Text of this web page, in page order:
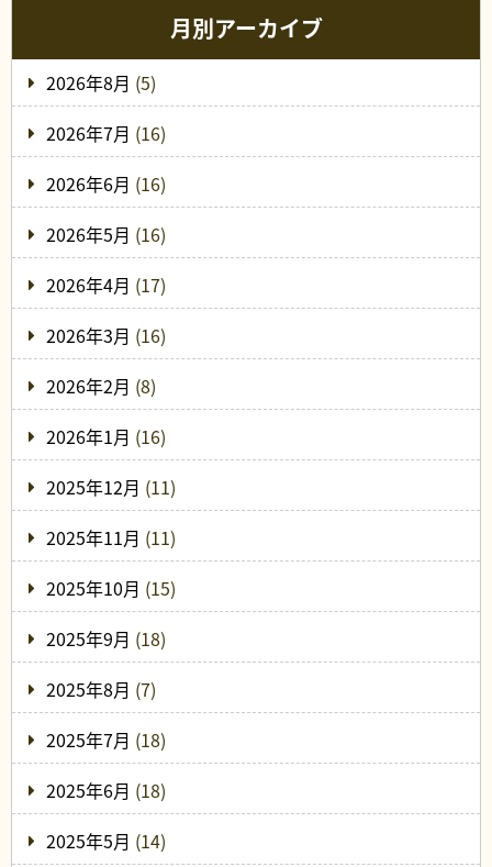
月別アーカイブ
2026年8月 (5)
2026年7月 (16)
2026年6月 (16)
2026年5月 (16)
2026年4月 (17)
2026年3月 (16)
2026年2月 (8)
2026年1月 (16)
2025年12月 (11)
2025年11月 (11)
2025年10月 (15)
2025年9月 (18)
2025年8月 (7)
2025年7月 (18)
2025年6月 (18)
2025年5月 (14)